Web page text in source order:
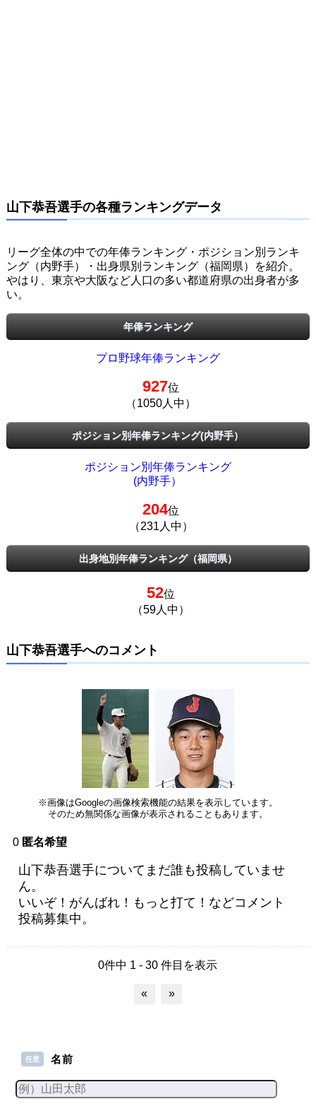
山下恭吾選手の各種ランキングデータ
リーグ全体の中での年俸ランキング・ポジション別ランキ
ング（内野手）・出身県別ランキング（福岡県）を紹介。
やはり、東京や大阪など人口の多い都道府県の出身者が多
い。
年俸ランキング
プロ野球年俸ランキング
927位
（1050人中）
ポジション別年俸ランキング(内野手）
ポジション別年俸ランキング
(内野手）
204位
（231人中）
出身地別年俸ランキング（福岡県）
52位
（59人中）
山下恭吾選手へのコメント
※画像はGoogleの画像検索機能の結果を表示しています。
そのため無関係な画像が表示されることもあります。
0 匿名希望
山下恭吾選手についてまだ誰も投稿していませ
ん。
いいぞ！がんばれ！もっと打て！などコメント
投稿募集中。
0件中 1 - 30 件目を表示
« »
任意 名前